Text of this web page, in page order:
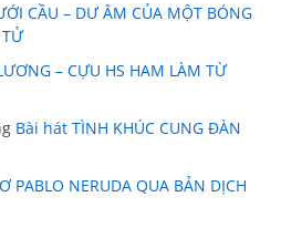
CẦU – DƯ ÂM CỦA MỘT BÓNG
– CỰU HS HAM LÀM TỪ
Bài hát TÌNH KHÚC CUNG ĐÀN
PABLO NERUDA QUA BẢN DỊCH